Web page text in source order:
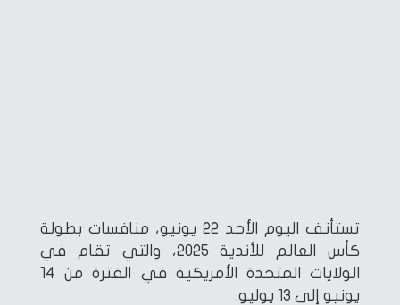
تستأنف اليوم الأحد 22 يونيو، منافسات بطولة
كأس العالم للأندية 2025، والتي تقام في
الولايات المتحدة الأمريكية في الفترة من 14
يونيو إلى 13 يوليو.